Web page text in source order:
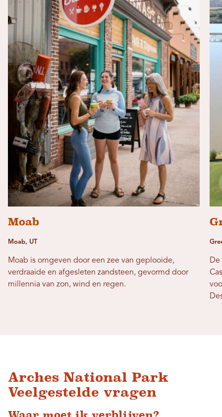
Moab
Moab, UT
Moab is omgeven door een zee van geplooide,
verdraaide en afgesleten zandsteen, gevormd door
millennia van zon, wind en regen.
De
Arches National Park
Veelgestelde vragen